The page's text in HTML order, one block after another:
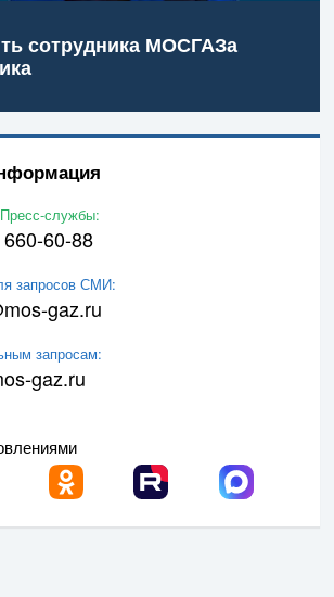
сотрудника МОСГАЗа
службы:
60-88
запросов СМИ:
gaz.ru
запросам:
gaz.ru